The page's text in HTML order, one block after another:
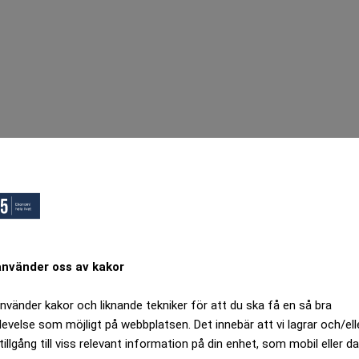
oss av kakor
kakor och liknande tekniker för att du ska få en så bra
som möjligt på webbplatsen. Det innebär att vi lagrar och/
till viss relevant information på din enhet, som mobil eller